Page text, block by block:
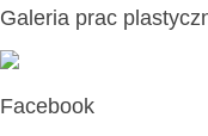
Galeria prac
Facebook